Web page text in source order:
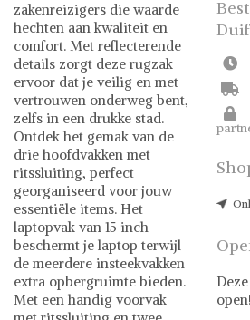
zakenreizigers die waarde
hechten aan kwaliteit en
comfort. Met reflecterende
details zorgt deze rugzak
ervoor dat je veilig en met
vertrouwen onderweg bent,
zelfs in een drukke stad.
Ontdek het gemak van de
drie hoofdvakken met
ritssluiting, perfect
georganiseerd voor jouw
essentiële items. Het
laptopvak van 15 inch
beschermt je laptop terwijl
de meerdere insteekvakken
extra opbergruimte bieden.
Met een handig voorvak
open!